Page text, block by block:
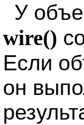
У
wire()
Если
он